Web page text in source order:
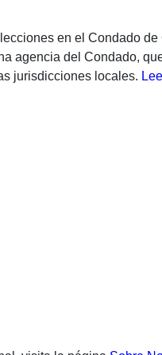
en el Condado
agencia del Condado,
jurisdicciones locales.